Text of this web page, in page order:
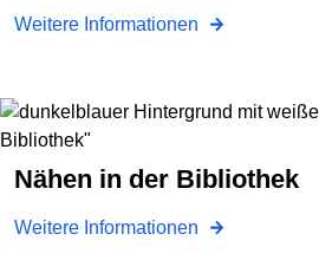
Weitere Informationen
Nähen in der Bibliothek
Weitere Informationen